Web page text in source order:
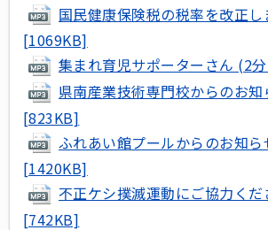
国民健康保険税の税率を改正
[1069KB]
集まれ育児サポーターさん (2
県南産業技術専門校からのお
[823KB]
ふれあい館プールからのお知
[1420KB]
不正ケシ撲滅運動にご協力く
[742KB]